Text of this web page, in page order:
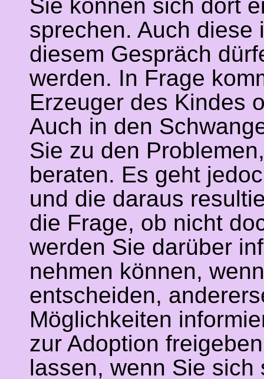
Sie können sich dort
sprechen. Auch diese
diesem Gespräch
werden. In Frage
Erzeuger des Kindes
Auch in den
Sie zu den
beraten. Es geht
und die daraus
die Frage, ob nicht
werden Sie darüber
nehmen können,
entscheiden,
Möglichkeiten
zur Adoption
lassen, wenn Sie